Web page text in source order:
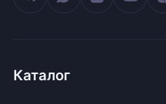
Каталог